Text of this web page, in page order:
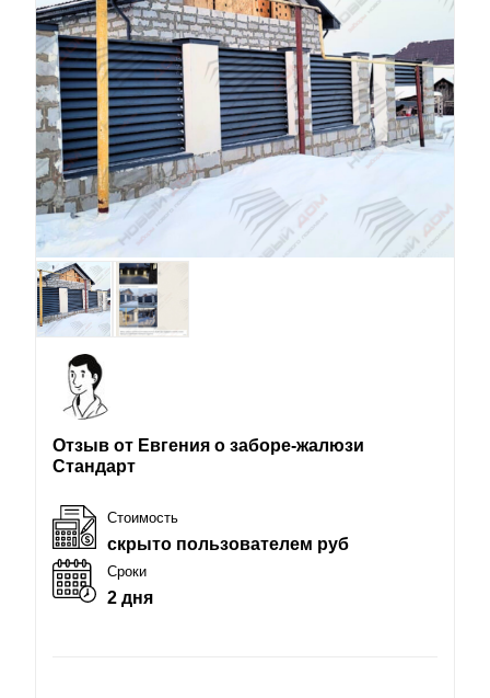
Отзыв от Евгения о заборе-жалюзи
Стандарт
Стоимость
скрыто пользователем руб
Сроки
2 дня